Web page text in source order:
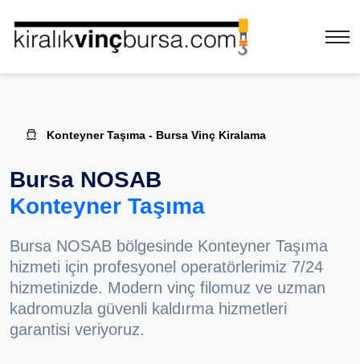
Konteyner Taşıma - Bursa Vinç Kiralama
Bursa NOSAB
Konteyner Taşıma
Bursa NOSAB bölgesinde Konteyner Taşıma
hizmeti için profesyonel operatörlerimiz 7/24
hizmetinizde. Modern vinç filomuz ve uzman
kadromuzla güvenli kaldırma hizmetleri
garantisi veriyoruz.